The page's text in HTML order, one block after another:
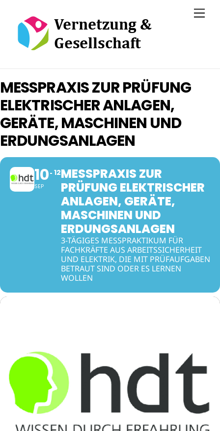
content
MESSPRAXIS ZUR PRÜFUNG
ELEKTRISCHER ANLAGEN,
GERÄTE, MASCHINEN UND
ERDUNGSANLAGEN
10
SEP
12MESSPRAXIS ZUR
PRÜFUNG ELEKTRISCHER
ANLAGEN, GERÄTE,
MASCHINEN UND
ERDUNGSANLAGEN
3-TÄGIGES MESSPRAKTIKUM FÜR
FACHKRÄFTE AUS ARBEITSSICHERHEIT
UND ELEKTRIK, DIE MIT PRÜFAUFGABEN
BETRAUT SIND ODER ES LERNEN
WOLLEN